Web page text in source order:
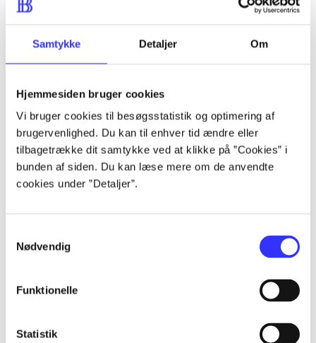
Samtykke Detaljer Om
Hjemmesiden bruger cookies
Vi bruger cookies til besøgsstatistik og optimering af
brugervenlighed. Du kan til enhver tid ændre eller
tilbagetrække dit samtykke ved at klikke på ”Cookies” i
bunden af siden. Du kan læse mere om de anvendte
cookies under ”Detaljer”.
Nødvendig
Funktionelle
Statistik
Alle registrerede artikler fordelt på udgivelser
...
...
...